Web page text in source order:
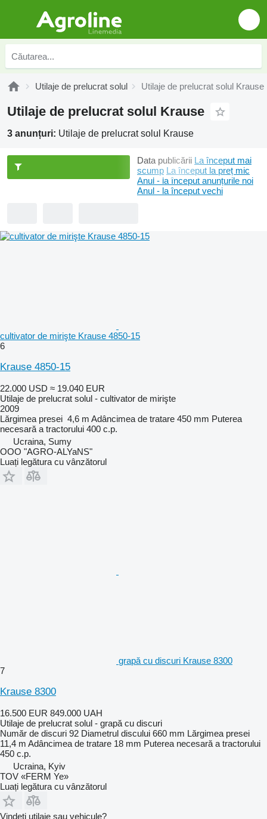
Utilaje de prelucrat solul Utilaje de prelucrat solul Krause
Utilaje de prelucrat solul Krause
3 anunțuri: Utilaje de prelucrat solul Krause
Data publicării La început mai
scump La început la preț mic
Anul - la început anunțurile noi
Anul - la început vechi
cultivator de mirişte Krause 4850-15
6
Krause 4850-15
22.000 USD ≈ 19.040 EUR
Utilaje de prelucrat solul - cultivator de mirişte
2009
Lărgimea presei 4,6 m Adâncimea de tratare 450 mm Puterea
necesară a tractorului 400 c.p.
Ucraina, Sumy
OOO "AGRO-ALYaNS"
Luați legătura cu vânzătorul
grapă cu discuri Krause 8300
7
Krause 8300
16.500 EUR 849.000 UAH
Utilaje de prelucrat solul - grapă cu discuri
Număr de discuri 92 Diametrul discului 660 mm Lărgimea presei
11,4 m Adâncimea de tratare 18 mm Puterea necesară a tractorului
450 c.p.
Ucraina, Kyiv
TOV «FERM Ye»
Luați legătura cu vânzătorul
Vindeți utilaje sau vehicule?